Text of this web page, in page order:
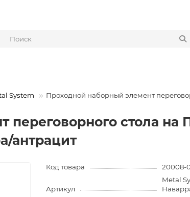
System Проходной наборный элемент
стола на
антрацит
Код товара 20008-
Артикул
Metal